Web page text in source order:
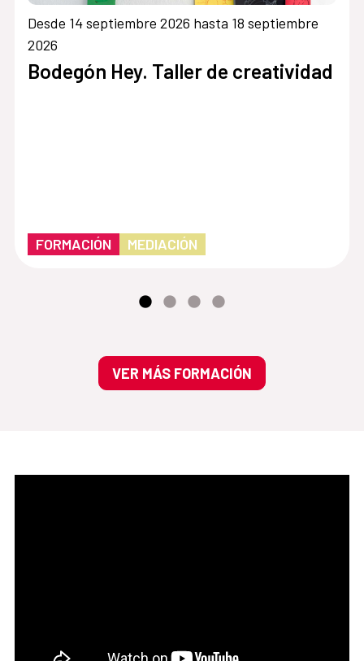
Desde 14 septiembre 2026 hasta 18 septiembre
2026
Bodegón Hey. Taller de creatividad
FORMACIÓN MEDIACIÓN
VER MÁS FORMACIÓN